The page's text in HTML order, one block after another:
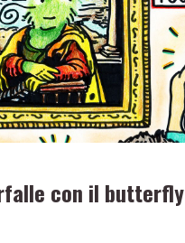
con il butterfly